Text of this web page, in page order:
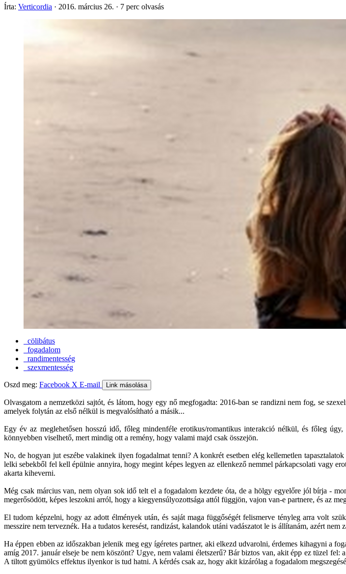
Írta: Verticordia · 2016. március 26. · 7 perc olvasás
cölibátus
fogadalom
randimentesség
szexmentesség
Oszd meg: Facebook X E-mail Link másolása
Olvasgatom a nemzetközi sajtót, és látom, hogy egy nő megfogadta: 2016-ban se randizni nem fog, se
amelyek folytán az első nélkül is megvalósítható a másik...
Egy év az meglehetősen hosszú idő, főleg mindenféle erotikus/romantikus interakció nélkül, és főleg
könnyebben viselhető, mert mindig ott a remény, hogy valami majd csak összejön.
No, de hogyan jut eszébe valakinek ilyen fogadalmat tenni? A konkrét esetben elég kellemetlen
lelki sebekből fel kell épülnie annyira, hogy megint képes legyen az ellenkező nemmel párkapcsolati vagy
akarta kiheverni.
Még csak március van, nem olyan sok idő telt el a fogadalom kezdete óta, de a hölgy egyelőre jól bírja -
megerősödött, képes leszokni arról, hogy a kiegyensúlyozottsága attól függjön, vajon van-e partnere, és az
El tudom képzelni, hogy az adott élmények után, és saját maga függőségét felismerve tényleg arra volt
messzire nem terveznék. Ha a tudatos keresést, randizást, kalandok utáni vadászatot le is állítanám, azért
Ha éppen ebben az időszakban jelenik meg egy ígéretes partner, aki elkezd udvarolni, érdemes kihagyni a
amíg 2017. január elseje be nem köszönt? Ugye, nem valami életszerű? Bár biztos van, akit épp ez tüzel
A tiltott gyümölcs effektus ilyenkor is tud hatni. A kérdés csak az, hogy akit kizárólag a fogadalom